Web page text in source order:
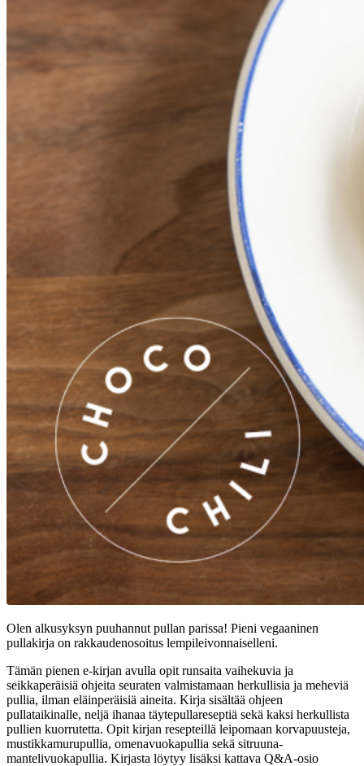
Olen alkusyksyn puuhannut pullan parissa! Pieni vegaaninen
pullakirja on rakkaudenosoitus lempileivonnaiselleni.
Tämän pienen e-kirjan avulla opit runsaita vaihekuvia ja
seikkaperäisiä ohjeita seuraten valmistamaan herkullisia ja meheviä
pullia, ilman eläinperäisiä aineita. Kirja sisältää ohjeen
pullataikinalle, neljä ihanaa täytepullareseptiä sekä kaksi herkullista
pullien kuorrutetta. Opit kirjan resepteillä leipomaan korvapuusteja,
mustikkamurupullia, omenavuokapullia sekä sitruuna-
mantelivuokapullia. Kirjasta löytyy lisäksi kattava Q&A-osio